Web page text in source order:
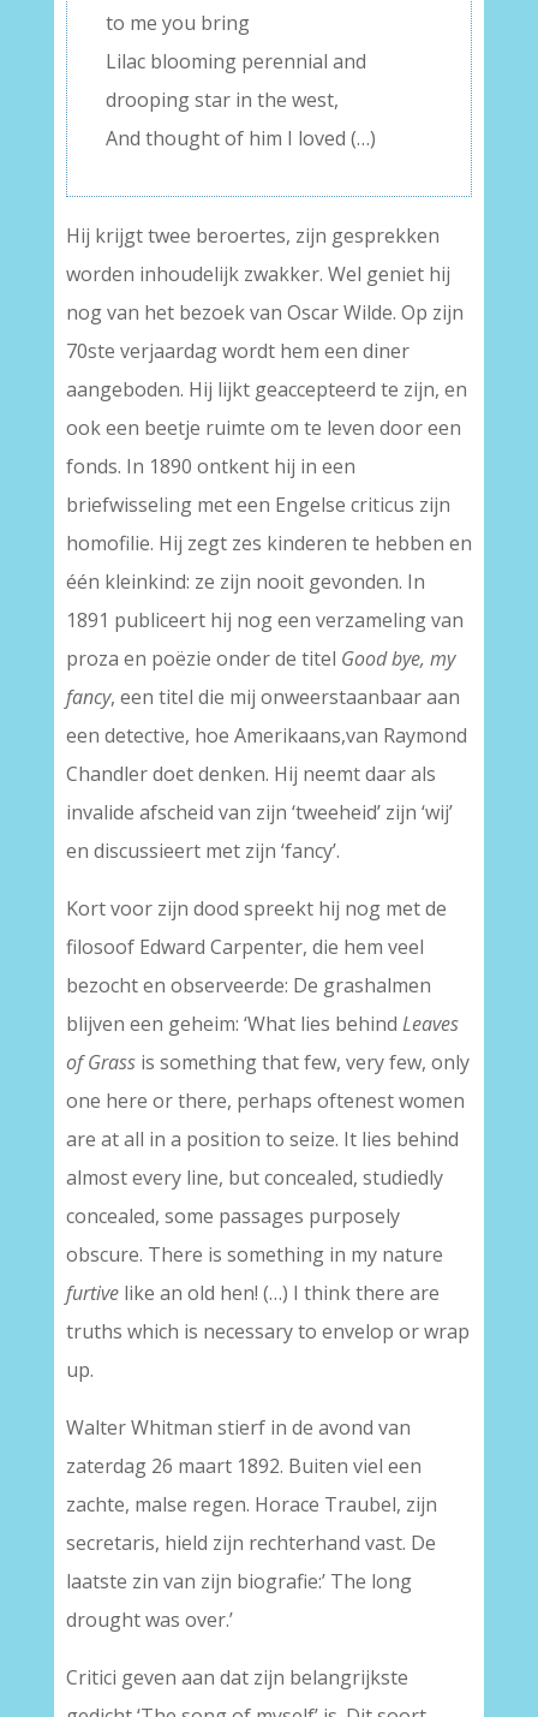
to me you bring
Lilac blooming perennial and
drooping star in the west,
And thought of him I loved (…)
Hij krijgt twee beroertes, zijn gesprekken
worden inhoudelijk zwakker. Wel geniet hij
nog van het bezoek van Oscar Wilde. Op zijn
70ste verjaardag wordt hem een diner
aangeboden. Hij lijkt geaccepteerd te zijn, en
ook een beetje ruimte om te leven door een
fonds. In 1890 ontkent hij in een
briefwisseling met een Engelse criticus zijn
homofilie. Hij zegt zes kinderen te hebben en
één kleinkind: ze zijn nooit gevonden. In
1891 publiceert hij nog een verzameling van
proza en poëzie onder de titel Good bye, my
fancy, een titel die mij onweerstaanbaar aan
een detective, hoe Amerikaans,van Raymond
Chandler doet denken. Hij neemt daar als
invalide afscheid van zijn ‘tweeheid’ zijn ‘wij’
en discussieert met zijn ‘fancy’.
Kort voor zijn dood spreekt hij nog met de
filosoof Edward Carpenter, die hem veel
bezocht en observeerde: De grashalmen
blijven een geheim: ‘What lies behind Leaves
of Grass is something that few, very few, only
one here or there, perhaps oftenest women
are at all in a position to seize. It lies behind
almost every line, but concealed, studiedly
concealed, some passages purposely
obscure. There is something in my nature
furtivelike an old hen! (…) I think there are
truths which is necessary to envelop or wrap
up.
Walter Whitman stierf in de avond van
zaterdag 26 maart 1892. Buiten viel een
zachte, malse regen. Horace Traubel, zijn
secretaris, hield zijn rechterhand vast. De
laatste zin van zijn biografie:’ The long
drought was over.’
Critici geven aan dat zijn belangrijkste